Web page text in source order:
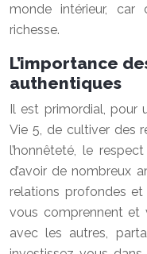
monde intérieur,
richesse.
L’importance
authentiques
Il est primordial, pour
Vie 5, de cultiver des
l’honnêteté, le
d’avoir de nombreux
relations profondes
vous comprennent et
avec les autres,